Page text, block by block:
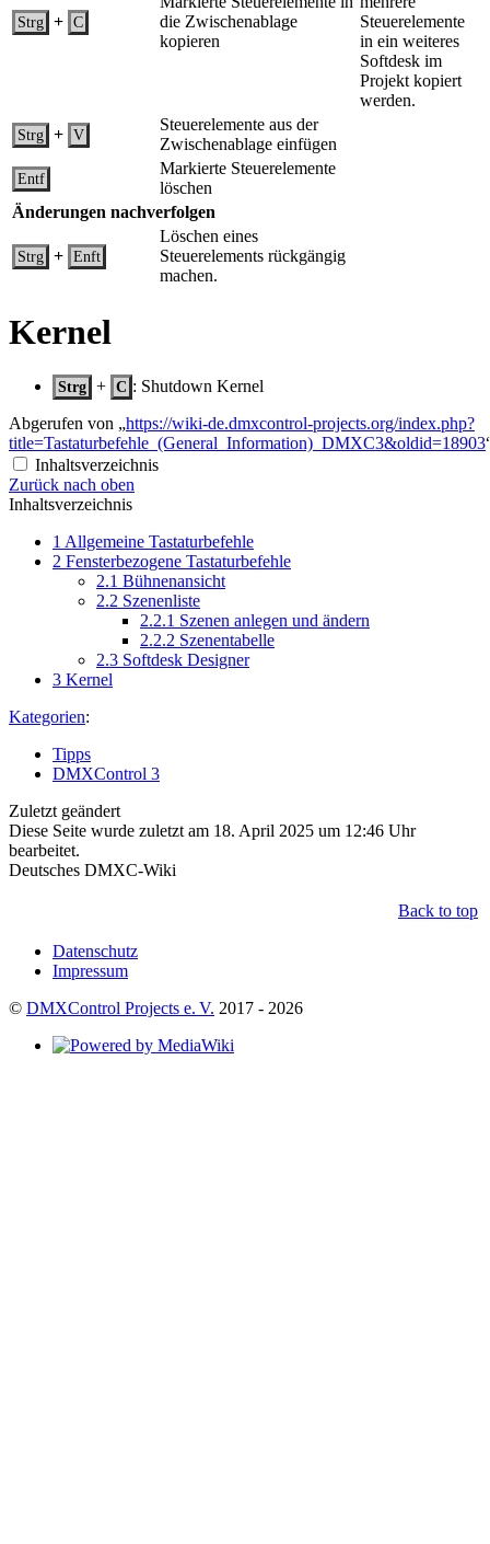
Strg + C
die Zwischenablage
kopieren
Steuerelemente
in ein weiteres
Softdesk im
Projekt kopiert
werden.
Strg + V
Steuerelemente aus der
Zwischenablage einfügen
Entf
Markierte Steuerelemente
löschen
Änderungen nachverfolgen
Strg + Enft
Löschen eines
Steuerelements rückgängig
machen.
Kernel
Strg + C : Shutdown Kernel
Abgerufen von „https://wiki-de.dmxcontrol-projects.org/index.php?
title=Tastaturbefehle_(General_Information)_DMXC3&oldid=18903
Inhaltsverzeichnis
Zurück nach oben
Inhaltsverzeichnis
1 Allgemeine Tastaturbefehle
2 Fensterbezogene Tastaturbefehle
2.1 Bühnenansicht
2.2 Szenenliste
2.2.1 Szenen anlegen und ändern
2.2.2 Szenentabelle
2.3 Softdesk Designer
3 Kernel
Kategorien:
Tipps
DMXControl 3
Zuletzt geändert
Diese Seite wurde zuletzt am 18. April 2025 um 12:46 Uhr
bearbeitet.
Deutsches DMXC-Wiki
Back to top
Datenschutz
Impressum
© DMXControl Projects e. V. 2017 - 2026